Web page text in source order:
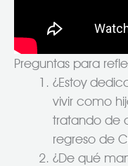
Preguntas para
¿Estoy
vivir como
tratando de
regreso de
¿De qué